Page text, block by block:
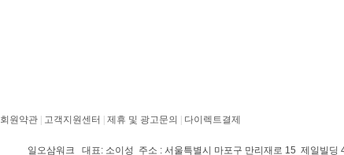
회원약관| 고객지원센터 제휴 및 광고문의 다이렉트결제
일오삼워크 대표: 소이성 주소 : 서울특별시 마포구 만리재로